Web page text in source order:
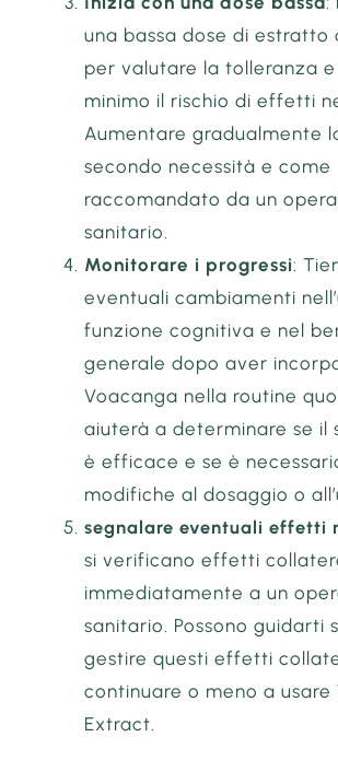
una bassa dose di estratto
per valutare la tolleranza
minimo il rischio di effetti
Aumentare gradualmente
secondo necessità e come
raccomandato da un
sanitario.
Monitorare i progressi:
eventuali cambiamenti
funzione cognitiva e nel
generale dopo aver
Voacanga nella routine
aiuterà a determinare se il
è efficace e se è
modifiche al dosaggio o
segnalare eventuali effetti
si verificano effetti
immediatamente a un
sanitario. Possono guidarti
gestire questi effetti
continuare o meno a usare
Extract.